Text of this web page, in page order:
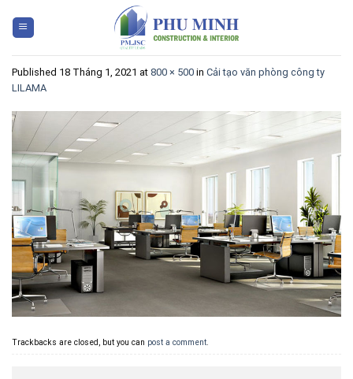
content
Published 18 Tháng 1, 2021 at 800 × 500 in Cải tạo văn phòng công ty
LILAMA
Trackbacks are closed, but you can post a comment.